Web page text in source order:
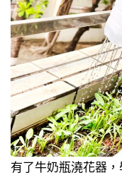
有了牛奶瓶澆花器